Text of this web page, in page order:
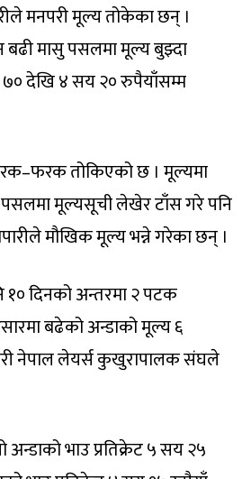
मनपरी मूल्य तोकेका छन् ।
मासु पसलमा मूल्य बुझ्दा
७० देखि ४ सय २० रुपैयाँसम्म
तोकिएको छ । मूल्यमा
मूल्यसूची लेखेर टाँस गरे पनि
मौखिक मूल्य भन्ने गरेका छन् ।
१० दिनको अन्तरमा २ पटक
बढेको अन्डाको मूल्य ६
नेपाल लेयर्स कुखुरापालक संघले
भाउ प्रतिक्रेट ५ सय २५